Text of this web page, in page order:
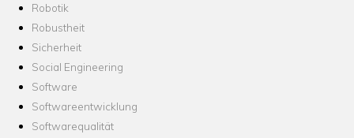
Robotik
Robustheit
Sicherheit
Social Engineering
Software
Softwareentwicklung
Softwarequalität